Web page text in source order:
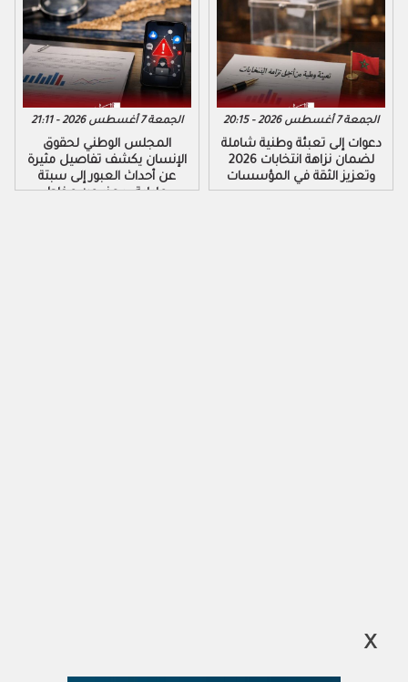
الجمعة 7 أغسطس 2026 - 21:11
المجلس الوطني لحقوق
الإنسان يكشف تفاصيل مثيرة
عن أحداث العبور إلى سبتة
ومليلية ويحذر من مخاطر
الجمعة 7 أغسطس 2026 - 20:15
دعوات إلى تعبئة وطنية شاملة
لضمان نزاهة انتخابات 2026
وتعزيز الثقة في المؤسسات